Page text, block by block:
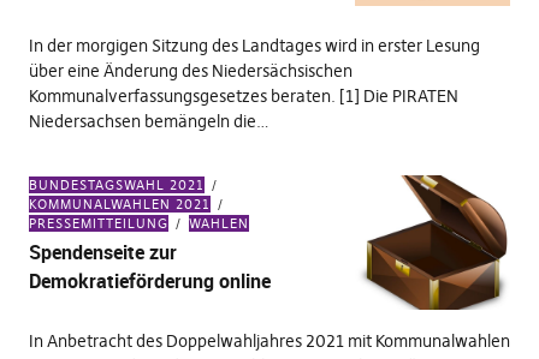
In der morgigen Sitzung des Landtages wird in erster Lesung
über eine Änderung des Niedersächsischen
Kommunalverfassungsgesetzes beraten. [1] Die PIRATEN
Niedersachsen bemängeln die…
BUNDESTAGSWAHL 2021
KOMMUNALWAHLEN 2021
PRESSEMITTEILUNG
WAHLEN
Spendenseite zur
Demokratieförderung online
In Anbetracht des Doppelwahljahres 2021 mit Kommunalwahlen